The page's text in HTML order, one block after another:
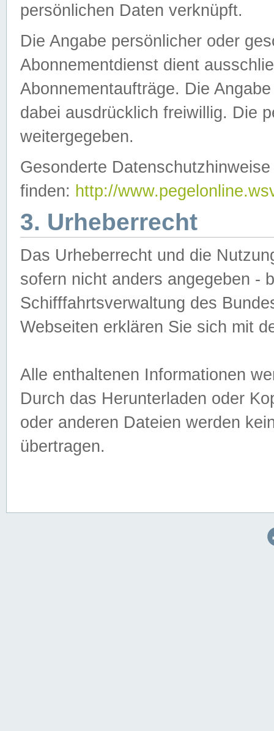
persönlichen Daten verknüpft.
Die Angabe persönlicher oder
Abonnementdienst dient
Abonnementaufträge. Die
dabei ausdrücklich freiwillig. Die
weitergegeben.
Gesonderte
finden: http://
3. Urheberrecht
Das Urheberrecht und die
sofern nicht anders angegeben -
Schifffahrtsverwaltung des
Webseiten erklären Sie sich mit
Alle enthaltenen Informationen
Durch das Herunterladen oder
oder anderen Dateien werden
übertragen.